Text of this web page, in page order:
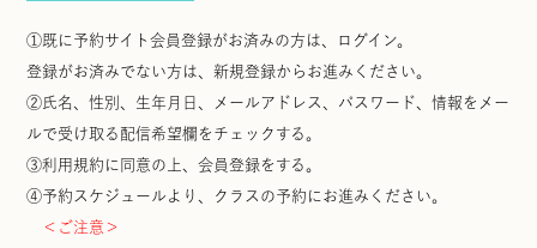
①既に予約サイト会員登録がお済みの方は、ログイン。
登録がお済みでない方は、新規登録からお進みください。
②氏名、性別、生年月日、メールアドレス、パスワード、情報をメー
ルで受け取る配信希望欄をチェックする。
③利用規約に同意の上、会員登録をする。
④予約スケジュールより、クラスの予約にお進みください。
＜ご注意＞